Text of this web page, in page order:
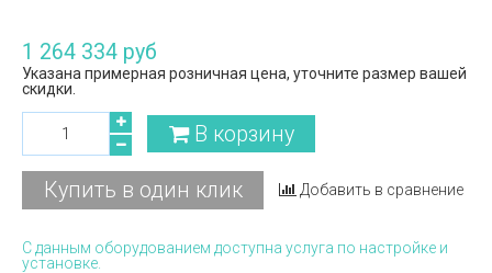
1 264 334 руб
Указана примерная розничная цена, уточните размер вашей
скидки.
В корзину
Купить в один клик Добавить в сравнение
С данным оборудованием доступна услуга по настройке и
установке.